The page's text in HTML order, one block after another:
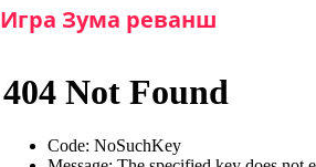
Игра Зума реванш